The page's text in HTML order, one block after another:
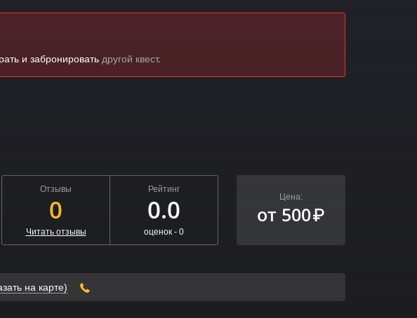
и забронировать другой квест.
Отзывы
0
Читать отзывы
Рейтинг
0.0
оценок - 0
Цена:
от 500₽
на карте)